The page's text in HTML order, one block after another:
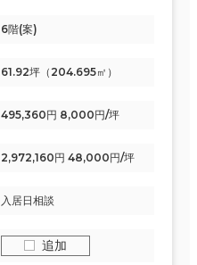
6階(案)
61.92坪（204.695㎡）
495,360円 8,000円/坪
2,972,160円 48,000円/坪
入居日相談
追加